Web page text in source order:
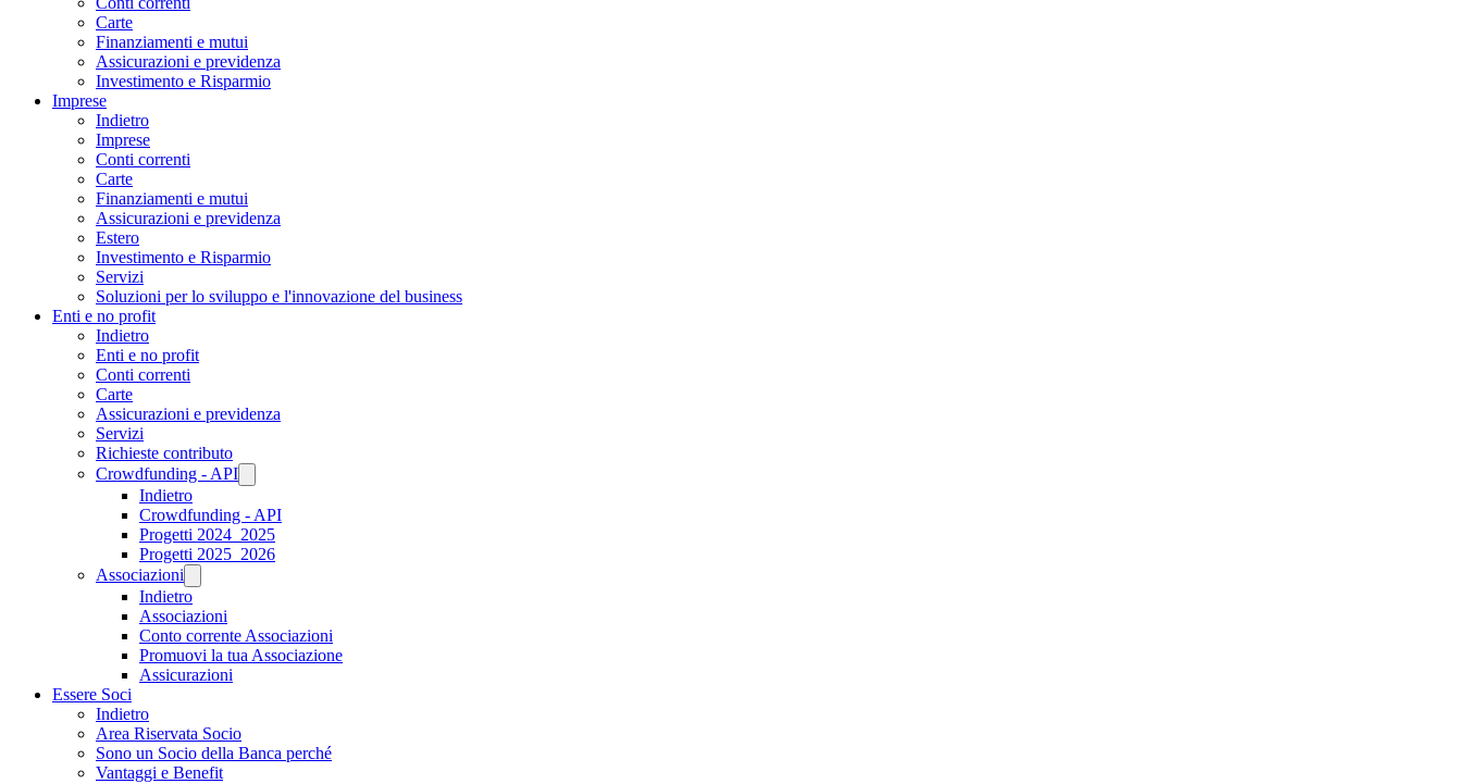
Carte
Finanziamenti e mutui
Assicurazioni e previdenza
Investimento e Risparmio
Imprese
Indietro
Imprese
Conti correnti
Carte
Finanziamenti e mutui
Assicurazioni e previdenza
Estero
Investimento e Risparmio
Servizi
Soluzioni per lo sviluppo e l'innovazione del business
Enti e no profit
Indietro
Enti e no profit
Conti correnti
Carte
Assicurazioni e previdenza
Servizi
Richieste contributo
Crowdfunding - API
Indietro
Crowdfunding - API
Progetti 2024_2025
Progetti 2025_2026
Associazioni
Indietro
Associazioni
Conto corrente Associazioni
Promuovi la tua Associazione
Assicurazioni
Essere Soci
Indietro
Area Riservata Socio
Sono un Socio della Banca perché
Vantaggi e Benefit